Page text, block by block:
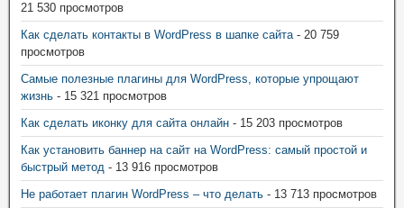
21 530 просмотров
Как сделать контакты в WordPress в шапке сайта- 20 759
просмотров
Самые полезные плагины для WordPress, которые упрощают
жизнь - 15 321 просмотров
Как сделать иконку для сайта онлайн - 15 203 просмотров
Как установить баннер на сайт на WordPress: самый простой и
быстрый метод - 13 916 просмотров
Не работает плагин WordPress – что делать - 13 713 просмотров